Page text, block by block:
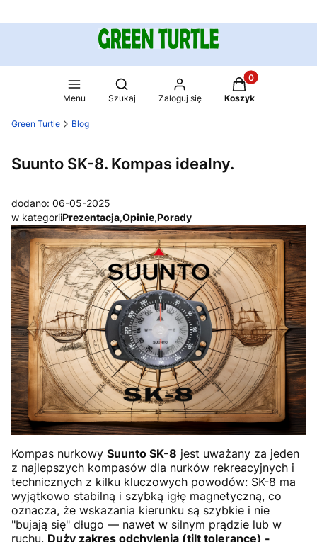
Menu
Otwórz wyszukiwarkę
Szukaj Zaloguj się
Produkty w
Koszyk
Green Turtle Blog
Suunto SK-8. Kompas idealny.
dodano: 06-05-2025
w kategoriiPrezentacja,Opinie,Porady
Kompas nurkowy Suunto SK-8 jest uważany za jeden
z najlepszych kompasów dla nurków rekreacyjnych i
technicznych z kilku kluczowych powodów: SK-8 ma
wyjątkowo stabilną i szybką igłę magnetyczną, co
oznacza, że wskazania kierunku są szybkie i nie
"bujają się" długo — nawet w silnym prądzie lub w
ruchu. Duży zakres odchylenia (tilt tolerance) -